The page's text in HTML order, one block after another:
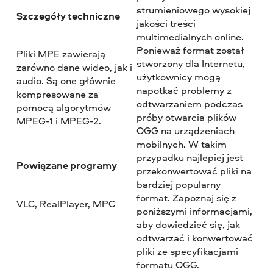
Szczegóły techniczne
Pliki MPE zawierają
zarówno dane wideo, jak i
audio. Są one głównie
kompresowane za
pomocą algorytmów
MPEG-1 i MPEG-2.
Powiązane programy
VLC, RealPlayer, MPC
strumieniowego wysokiej
jakości treści
multimedialnych online.
Ponieważ format został
stworzony dla Internetu,
użytkownicy mogą
napotkać problemy z
odtwarzaniem podczas
próby otwarcia plików
OGG na urządzeniach
mobilnych. W takim
przypadku najlepiej jest
przekonwertować pliki na
bardziej popularny
format. Zapoznaj się z
poniższymi informacjami,
aby dowiedzieć się, jak
odtwarzać i konwertować
pliki ze specyfikacjami
formatu OGG.